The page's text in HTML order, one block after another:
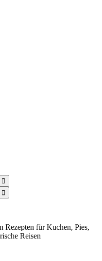
Rezepten für Kuchen, Pies,
Reisen